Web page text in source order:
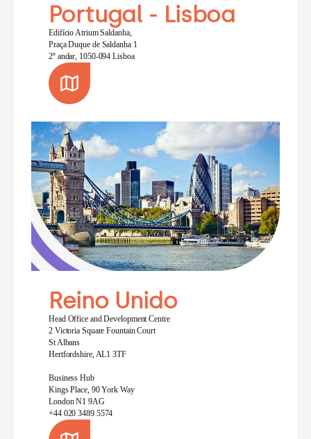
Portugal - Lisboa
Edifício Atrium Saldanha,
Praça Duque de Saldanha 1
2º andar, 1050-094 Lisboa
Reino Unido
Head Office and Development Centre
2 Victoria Square Fountain Court
St Albans
Hertfordshire, AL1 3TF
Business Hub
Kings Place, 90 York Way
London N1 9AG
+44 020 3489 5574